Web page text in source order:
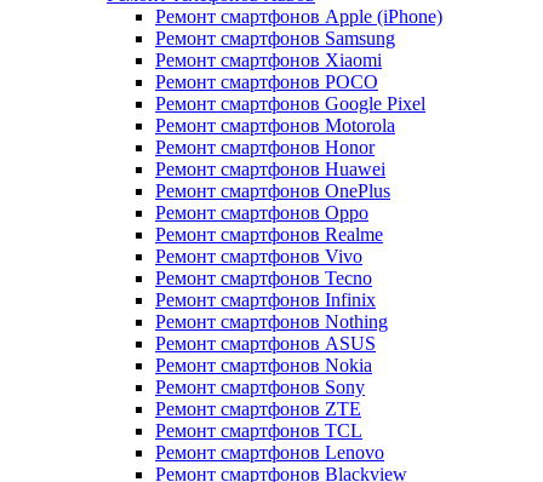
Ремонт смартфонов Apple (iPhone)
Ремонт смартфонов Samsung
Ремонт смартфонов Xiaomi
Ремонт смартфонов POCO
Ремонт смартфонов Google Pixel
Ремонт смартфонов Motorola
Ремонт смартфонов Honor
Ремонт смартфонов Huawei
Ремонт смартфонов OnePlus
Ремонт смартфонов Oppo
Ремонт смартфонов Realme
Ремонт смартфонов Vivo
Ремонт смартфонов Tecno
Ремонт смартфонов Infinix
Ремонт смартфонов Nothing
Ремонт смартфонов ASUS
Ремонт смартфонов Nokia
Ремонт смартфонов Sony
Ремонт смартфонов ZTE
Ремонт смартфонов TCL
Ремонт смартфонов Lenovo
Ремонт смартфонов Blackview